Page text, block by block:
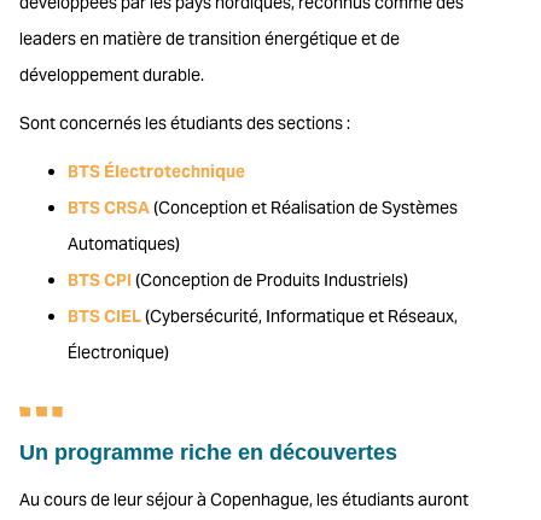
leaders en matière de transition énergétique et de
développement durable.
Sont concernés les étudiants des sections :
BTS Électrotechnique
BTS CRSA(Conception et Réalisation de Systèmes
Automatiques)
BTS CPI (Conception de Produits Industriels)
BTS CIEL(Cybersécurité, Informatique et Réseaux,
Électronique)
Un programme riche en découvertes
Au cours de leur séjour à Copenhague, les étudiants auront